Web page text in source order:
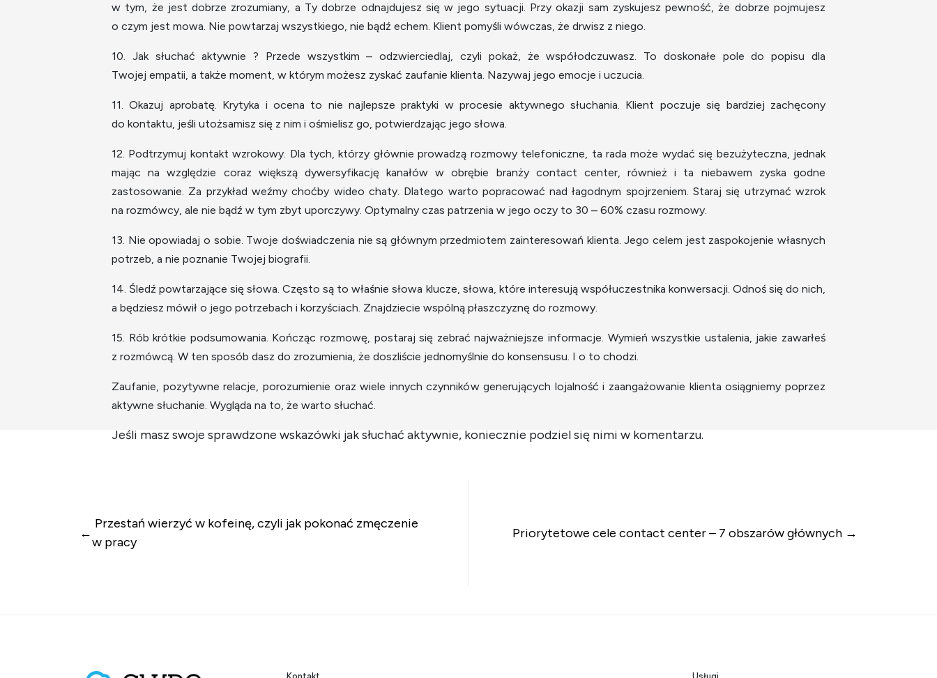
w tym, że jest dobrze zrozumiany, a Ty dobrze odnajdujesz się w jego sytuacji. Przy okazji sam zyskujesz pewność, że dobrze pojmujesz
o czym jest mowa. Nie powtarzaj wszystkiego, nie bądź echem. Klient pomyśli wówczas, że drwisz z niego.
10. Jak słuchać aktywnie ? Przede wszystkim – odzwierciedlaj, czyli pokaż, że współodczuwasz. To doskonałe pole do popisu dla
Twojej empatii, a także moment, w którym możesz zyskać zaufanie klienta. Nazywaj jego emocje i uczucia.
11. Okazuj aprobatę. Krytyka i ocena to nie najlepsze praktyki w procesie aktywnego słuchania. Klient poczuje się bardziej zachęcony
do kontaktu, jeśli utożsamisz się z nim i ośmielisz go, potwierdzając jego słowa.
12. Podtrzymuj kontakt wzrokowy. Dla tych, którzy głównie prowadzą rozmowy telefoniczne, ta rada może wydać się bezużyteczna, jednak
mając na względzie coraz większą dywersyfikację kanałów w obrębie branży contact center, również i ta niebawem zyska godne
zastosowanie. Za przykład weźmy choćby wideo chaty. Dlatego warto popracować nad łagodnym spojrzeniem. Staraj się utrzymać wzrok
na rozmówcy, ale nie bądź w tym zbyt uporczywy. Optymalny czas patrzenia w jego oczy to 30 – 60% czasu rozmowy.
13. Nie opowiadaj o sobie. Twoje doświadczenia nie są głównym przedmiotem zainteresowań klienta. Jego celem jest zaspokojenie własnych
potrzeb, a nie poznanie Twojej biografii.
14. Śledź powtarzające się słowa. Często są to właśnie słowa klucze, słowa, które interesują współuczestnika konwersacji. Odnoś się do nich,
a będziesz mówił o jego potrzebach i korzyściach. Znajdziecie wspólną płaszczyznę do rozmowy.
15. Rób krótkie podsumowania. Kończąc rozmowę, postaraj się zebrać najważniejsze informacje. Wymień wszystkie ustalenia, jakie zawarłeś
z rozmówcą. W ten sposób dasz do zrozumienia, że doszliście jednomyślnie do konsensusu. I o to chodzi.
Zaufanie, pozytywne relacje, porozumienie oraz wiele innych czynników generujących lojalność i zaangażowanie klienta osiągniemy poprzez
aktywne słuchanie. Wygląda na to, że warto słuchać.
Jeśli masz swoje sprawdzone wskazówki jak słuchać aktywnie, koniecznie podziel się nimi w komentarzu.
Przestań wierzyć w kofeinę, czyli jak pokonać zmęczenie
w pracy
Priorytetowe cele contact center – 7 obszarów głównych